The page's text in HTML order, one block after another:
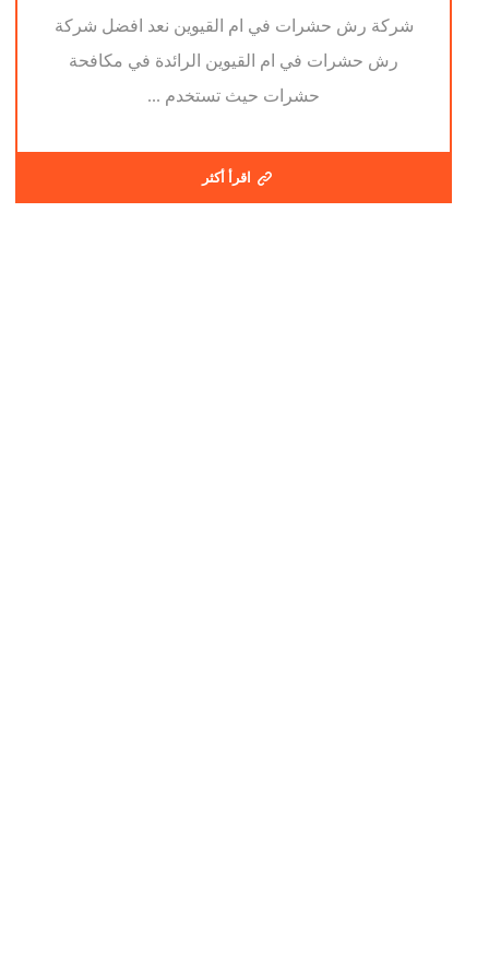
شركة رش حشرات في ام القيوين نعد افضل شركة
رش حشرات في ام القيوين الرائدة في مكافحة
حشرات حيث تستخدم ...
اقرأ أكثر